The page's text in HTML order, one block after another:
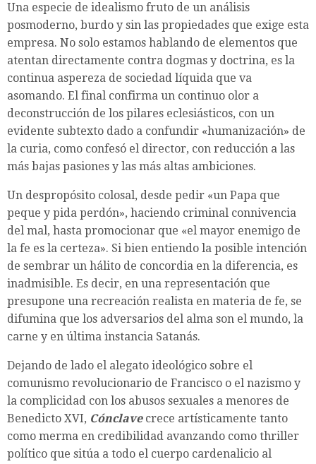
Una especie de idealismo fruto de un análisis
posmoderno, burdo y sin las propiedades que exige esta
empresa. No solo estamos hablando de elementos que
atentan directamente contra dogmas y doctrina, es la
continua aspereza de sociedad líquida que va
asomando. El final confirma un continuo olor a
deconstrucción de los pilares eclesiásticos, con un
evidente subtexto dado a confundir «humanización» de
la curia, como confesó el director, con reducción a las
más bajas pasiones y las más altas ambiciones.
Un despropósito colosal, desde pedir «un Papa que
peque y pida perdón», haciendo criminal connivencia
del mal, hasta promocionar que «el mayor enemigo de
la fe es la certeza». Si bien entiendo la posible intención
de sembrar un hálito de concordia en la diferencia, es
inadmisible. Es decir, en una representación que
presupone una recreación realista en materia de fe, se
difumina que los adversarios del alma son el mundo, la
carne y en última instancia Satanás.
Dejando de lado el alegato ideológico sobre el
comunismo revolucionario de Francisco o el nazismo y
la complicidad con los abusos sexuales a menores de
Benedicto XVI, Cónclave crece artísticamente tanto
como merma en credibilidad avanzando como thriller
político que sitúa a todo el cuerpo cardenalicio al